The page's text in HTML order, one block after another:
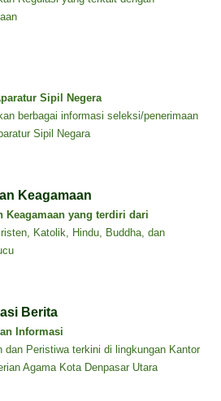
Sipil Negera
berbagai informasi seleksi/penerimaan
Sipil Negara
Keagamaan
Keagamaan yang terdiri dari
Katolik, Hindu, Buddha, dan
Berita
Informasi
dan Peristiwa terkini di lingkungan Kantor
Agama Kota Denpasar Utara